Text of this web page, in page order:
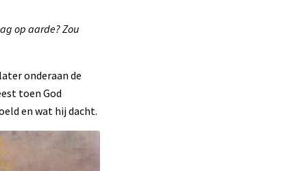
op aarde? Zou
onderaan de
toen God
en wat hij dacht.